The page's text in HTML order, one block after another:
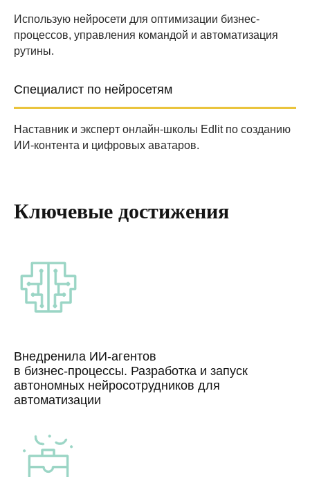
Использую нейросети для оптимизации бизнес-
процессов, управления командой и автоматизация
рутины.
Специалист по нейросетям
Наставник и эксперт онлайн-школы Edlit по созданию
ИИ-контента и цифровых аватаров.
Ключевые достижения
Внедренила ИИ-агентов
в бизнес-процессы. Разработка и запуск
автономных нейросотрудников для
автоматизации